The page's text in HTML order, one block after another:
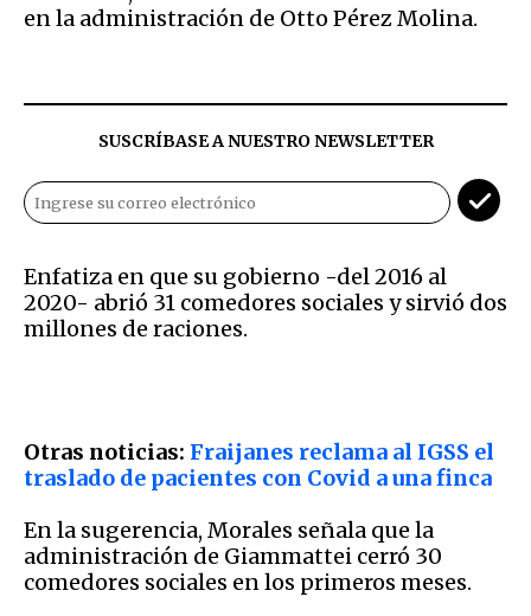
en la administración de Otto Pérez Molina.
SUSCRÍBASE A NUESTRO NEWSLETTER
Enfatiza en que su gobierno -del 2016 al
2020- abrió 31 comedores sociales y sirvió dos
millones de raciones.
Otras noticias: Fraijanes reclama al IGSS el
traslado de pacientes con Covid a una finca
En la sugerencia, Morales señala que la
administración de Giammattei cerró 30
comedores sociales en los primeros meses.